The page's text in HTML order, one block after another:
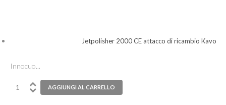
Jetpolisher 2000 CE attacco di ricambio Kavo
Innocuo...